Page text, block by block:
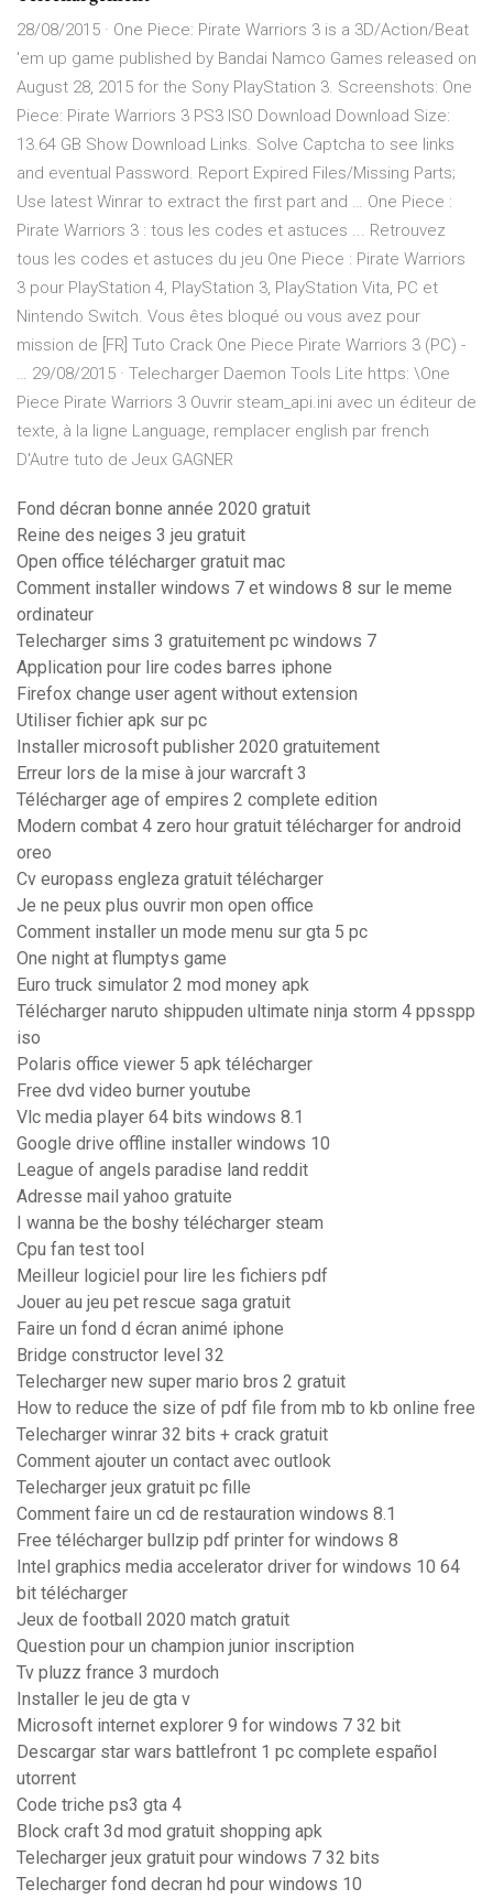
28/08/2015 · One Piece: Pirate Warriors 3 is a 3D/Action/Beat
'em up game published by Bandai Namco Games released on
August 28, 2015 for the Sony PlayStation 3. Screenshots: One
Piece: Pirate Warriors 3 PS3 ISO Download Download Size:
13.64 GB Show Download Links. Solve Captcha to see links
and eventual Password. Report Expired Files/Missing Parts;
Use latest Winrar to extract the first part and … One Piece :
Pirate Warriors 3 : tous les codes et astuces ... Retrouvez
tous les codes et astuces du jeu One Piece : Pirate Warriors
3 pour PlayStation 4, PlayStation 3, PlayStation Vita, PC et
Nintendo Switch. Vous êtes bloqué ou vous avez pour
mission de [FR] Tuto Crack One Piece Pirate Warriors 3 (PC) -
… 29/08/2015 · Telecharger Daemon Tools Lite https: \One
Piece Pirate Warriors 3 Ouvrir steam_api.ini avec un éditeur de
texte, à la ligne Language, remplacer english par french
D'Autre tuto de Jeux GAGNER
Fond décran bonne année 2020 gratuit
Reine des neiges 3 jeu gratuit
Open office télécharger gratuit mac
Comment installer windows 7 et windows 8 sur le meme
ordinateur
Telecharger sims 3 gratuitement pc windows 7
Application pour lire codes barres iphone
Firefox change user agent without extension
Utiliser fichier apk sur pc
Installer microsoft publisher 2020 gratuitement
Erreur lors de la mise à jour warcraft 3
Télécharger age of empires 2 complete edition
Modern combat 4 zero hour gratuit télécharger for android
oreo
Cv europass engleza gratuit télécharger
Je ne peux plus ouvrir mon open office
Comment installer un mode menu sur gta 5 pc
One night at flumptys game
Euro truck simulator 2 mod money apk
Télécharger naruto shippuden ultimate ninja storm 4 ppsspp
iso
Polaris office viewer 5 apk télécharger
Free dvd video burner youtube
Vlc media player 64 bits windows 8.1
Google drive offline installer windows 10
League of angels paradise land reddit
Adresse mail yahoo gratuite
I wanna be the boshy télécharger steam
Cpu fan test tool
Meilleur logiciel pour lire les fichiers pdf
Jouer au jeu pet rescue saga gratuit
Faire un fond d écran animé iphone
Bridge constructor level 32
Telecharger new super mario bros 2 gratuit
How to reduce the size of pdf file from mb to kb online free
Telecharger winrar 32 bits + crack gratuit
Comment ajouter un contact avec outlook
Telecharger jeux gratuit pc fille
Comment faire un cd de restauration windows 8.1
Free télécharger bullzip pdf printer for windows 8
Intel graphics media accelerator driver for windows 10 64
bit télécharger
Jeux de football 2020 match gratuit
Question pour un champion junior inscription
Tv pluzz france 3 murdoch
Installer le jeu de gta v
Microsoft internet explorer 9 for windows 7 32 bit
Descargar star wars battlefront 1 pc complete español
utorrent
Code triche ps3 gta 4
Block craft 3d mod gratuit shopping apk
Telecharger jeux gratuit pour windows 7 32 bits
Telecharger fond decran hd pour windows 10